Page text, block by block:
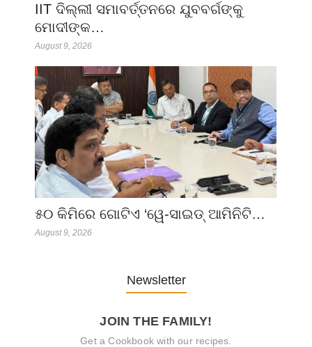
IIT ଦିଲ୍ଲୀ ସମାବର୍ତ୍ତନରେ ଯୁବବର୍ଗଙ୍କୁ
ମୋଦୀଙ୍କ…
August 9, 2026
୫୦ କିମିରେ ଗୋଟିଏ ‘ୱେ-ସାଇଡ୍ ଆମିନିଟି…
August 9, 2026
Newsletter
JOIN THE FAMILY!
Get a Cookbook with our recipes.